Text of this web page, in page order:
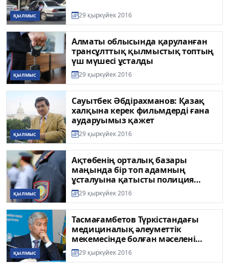
ҚЫЛМЫС 29 қыркүйек 2016
ҚЫЛМЫС
Алматы облысында қаруланған
трансұлттық қылмыстық топтың
үш мүшесі ұсталды
29 қыркүйек 2016
ҚЫЛМЫС
Сауытбек Әбдiрахманов: Қазақ
халқына керек фильмдердi ғана
аударуымыз қажет
29 қыркүйек 2016
ҚЫЛМЫС
Ақтөбенің орталық базары
маңында бір топ адамның
ұсталуына қатысты полиция
түсінік берді
29 қыркүйек 2016
ҚЫЛМЫС
Тасмағамбетов Түркістандағы
медициналық әлеуметтік
мекемесінде болған мәселені
анықтауды тапсырды
29 қыркүйек 2016